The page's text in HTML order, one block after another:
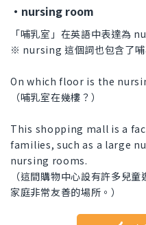
・nursing room
「哺乳室」在英語中表達為
※ nursing 這個詞也包含了哺
On which floor is the
（哺乳室在幾樓？）
This shopping mall is a
families, such as a large
nursing rooms.
（這間購物中心設有許多兒
家庭非常友善的場所。）